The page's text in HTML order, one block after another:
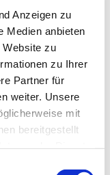
Anzeigen zu
Medien anbieten
Website zu
zu Ihrer
Partner für
weiter. Unsere
mit
bereitgestellt
auch